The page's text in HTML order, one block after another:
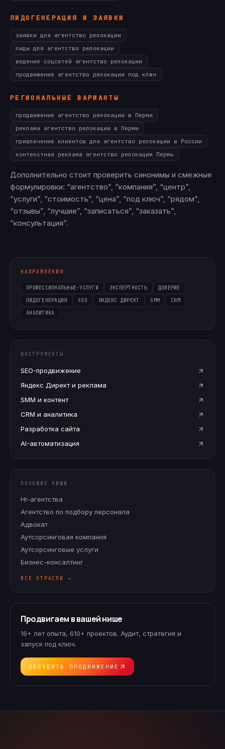
ЛИДОГЕНЕРАЦИЯ И ЗАЯВКИ
заявки для агентство релокации
лиды для агентство релокации
ведение соцсетей агентство релокации
продвижение агентство релокации под ключ
РЕГИОНАЛЬНЫЕ ВАРИАНТЫ
продвижение агентство релокации в Перми
реклама агентство релокации в Перми
привлечение клиентов для агентство релокации в России
контекстная реклама агентство релокации Пермь
Дополнительно стоит проверить синонимы и смежные
формулировки: “агентство”, “компания”, “центр”,
“услуги”, “стоимость”, “цена”, “под ключ”, “рядом”,
“отзывы”, “лучшие”, “записаться”, “заказать”,
“консультация”.
НАПРАВЛЕНИЯ
ПРОФЕССИОНАЛЬНЫЕ-УСЛУГИ ЭКСПЕРТНОСТЬ
ДОВЕРИЕ
ЛИДОГЕНЕРАЦИЯ
SEO ЯНДЕКС ДИРЕКТ SMM
CRM
АНАЛИТИКА
ИНСТРУМЕНТЫ
SEO-продвижение
Яндекс Директ и реклама
SMM и контент
CRM и аналитика
Разработка сайта
AI-автоматизация
ПОХОЖИЕ НИШИ
Hr-агентства
Агентство по подбору персонала
Адвокат
Аутсорсинговая компания
Аутсорсинговые услуги
Бизнес-консалтинг
ВСЕ ОТРАСЛИ →
Продвигаем в вашей нише
16+ лет опыта, 610+ проектов. Аудит, стратегия и
запуск под ключ.
ОБСУДИТЬ ПРОДВИЖЕНИЕ